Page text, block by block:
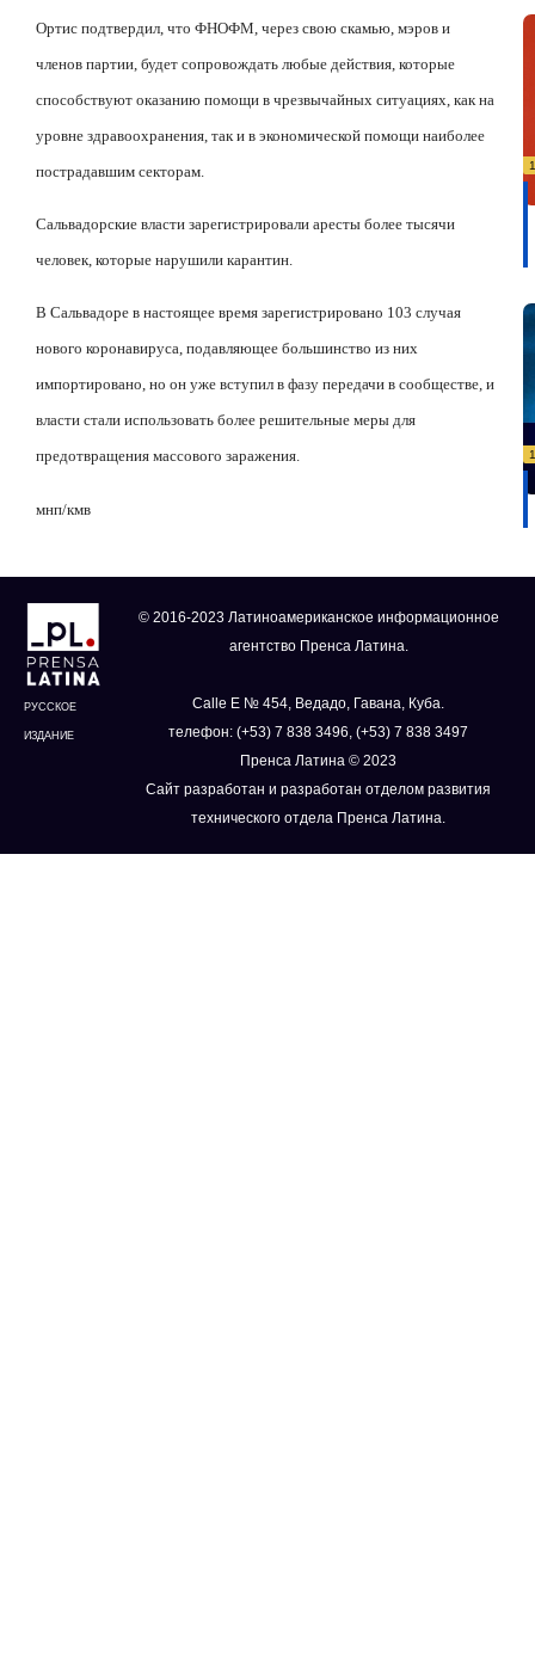
Ортис подтвердил, что ФНОФМ, через свою скамью, мэров и
членов партии, будет сопровождать любые действия, которые
способствуют оказанию помощи в чрезвычайных ситуациях, как на
уровне здравоохранения, так и в экономической помощи наиболее
пострадавшим секторам.
Сальвадорские власти зарегистрировали аресты более тысячи
человек, которые нарушили карантин.
В Сальвадоре в настоящее время зарегистрировано 103 случая
нового коронавируса, подавляющее большинство из них
импортировано, но он уже вступил в фазу передачи в сообществе, и
власти стали использовать более решительные меры для
предотвращения массового заражения.
мнп/кмв
РУССКОЕ
ИЗДАНИЕ
© 2016-2023 Латиноамериканское информационное
агентство Пренса Латина.
Calle E № 454, Ведадо, Гавана, Куба.
телефон: (+53) 7 838 3496, (+53) 7 838 3497
Пренса Латина © 2023
Сайт разработан и разработан отделом развития
технического отдела Пренса Латина.